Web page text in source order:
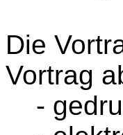
Die
Vortrag
-